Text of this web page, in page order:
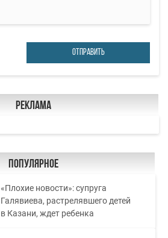
ОТПРАВИТЬ
Реклама
Популярное
«Плохие новости»: супруга
Галявиева, растрелявшего детей
в Казани, ждет ребенка